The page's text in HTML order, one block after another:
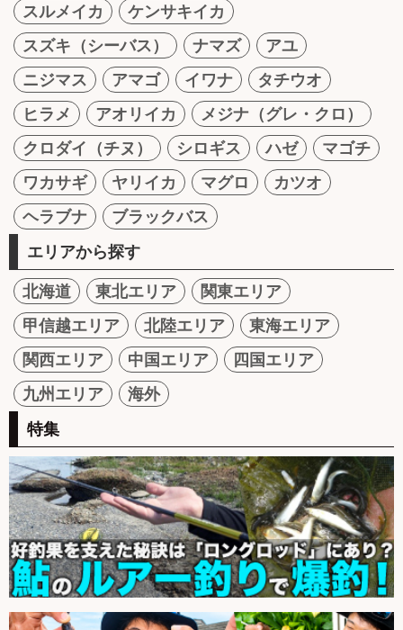
スルメイカ
ケンサキイカ
スズキ（シーバス）
ナマズ
アユ
ニジマス
アマゴ イワナ
タチウオ
ヒラメ
アオリイカ
メジナ（グレ・クロ）
クロダイ（チヌ）
シロギス ハゼ
マゴチ
ワカサギ
ヤリイカ マグロ
カツオ
ヘラブナ
ブラックバス
エリアから探す
北海道 東北エリア
関東エリア
甲信越エリア
北陸エリア
東海エリア
関西エリア
中国エリア
四国エリア
九州エリア
海外
特集